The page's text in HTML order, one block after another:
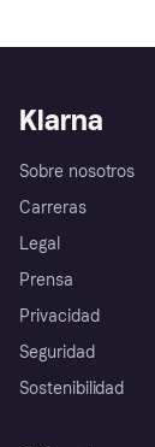
Klarna
Sobre nosotros
Carreras
Legal
Prensa
Privacidad
Seguridad
Sostenibilidad